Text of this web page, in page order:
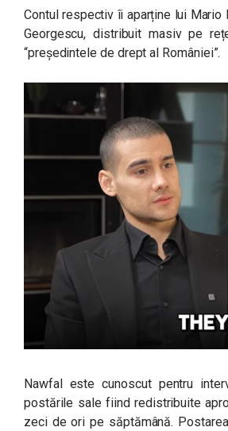
Contul respectiv îi aparține lui
Georgescu, distribuit masiv pe
“președintele de drept al României”.
Nawfal este cunoscut pentru
postările sale fiind redistribuite
zeci de ori pe săptămână.